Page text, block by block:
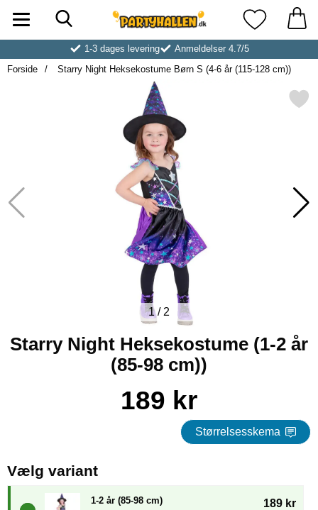
Startside for Partyhallen AB Mine
1-3 dages levering
Anmeldelser 4.7/5
Forside
Starry Night Heksekostume Børn S (4-6 år (115-128 cm))
Markér starry Night Heksekostume Børn
1/ 2
Starry Night Heksekostume (1-2 år
(85-98 cm))
Køb dette produkt Starry Night Heksekostume
pris
189 kr
Størrelsesskema
Vælg variant, (Valg af en ny radioknap vil
1-2 år (85-98 cm) 189 kr